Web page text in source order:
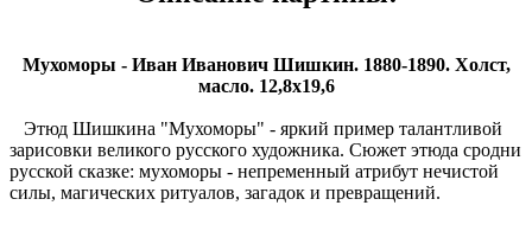
Мухоморы - Иван Иванович Шишкин. 1880-1890. Холст,
масло. 12,8х19,6
Этюд Шишкина "Мухоморы" - яркий пример талантливой
зарисовки великого русского художника. Сюжет этюда сродни
русской сказке: мухоморы - непременный атрибут нечистой
силы, магических ритуалов, загадок и превращений.